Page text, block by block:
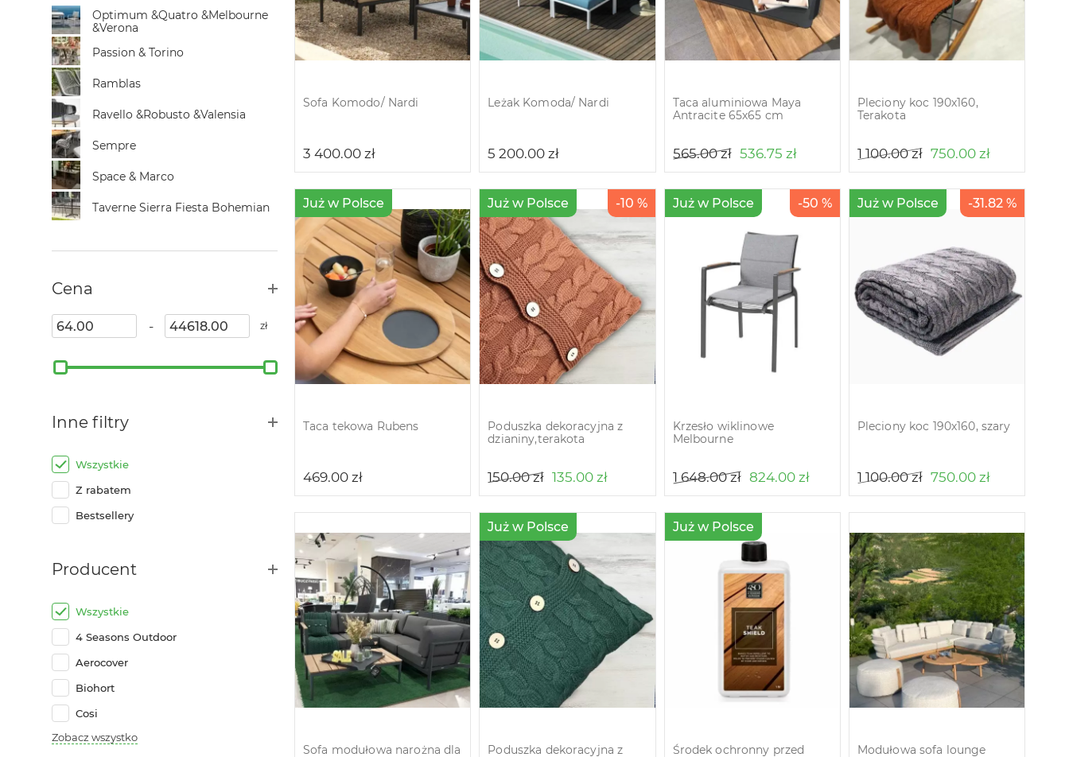
Optimum &Quatro &Melbourne
&Verona
Passion & Torino
Ramblas
Ravello &Robusto &Valensia
Sempre
Space & Marco
Taverne Sierra Fiesta Bohemian
Cena
- zł
Inne filtry
Wszystkie
Z rabatem
Bestsellery
Producent
Wszystkie
4 Seasons Outdoor
Aerocover
Biohort
Cosi
Zobacz wszystko
Sofa Komodo/ Nardi
3 400.00 zł
Leżak Komoda/ Nardi
5 200.00zł
Taca aluminiowa Maya
Antracite 65х65 cm
565.00zł 536.75 zł
Pleciony koc 190х160,
Terakota
1 100.00zł 750.00 zł
Już w Polsce
Taca tekowa Rubens
469.00 zł
Już w Polsce -10 %
Poduszka dekoracyjna z
dzianiny,terakota
150.00zł 135.00zł
Już w Polsce -50 %
Krzesło wiklinowe
Melbourne
1 648.00zł 824.00 zł
Już w Polsce -31.82 %
Pleciony koc 190х160, szary
1 100.00zł 750.00 zł
Sofa modułowa narożna dla
Już w Polsce
Poduszka dekoracyjna z
Już w Polsce
Środek ochronny przed
Modułowa sofa lounge